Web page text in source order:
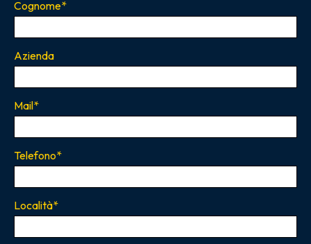
Cognome*
Azienda
Mail*
Telefono*
Località*